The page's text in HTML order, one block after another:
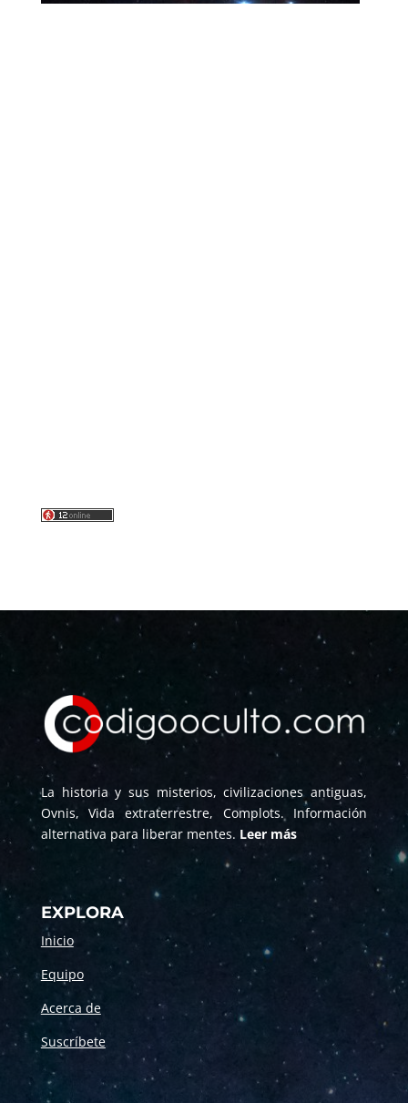
La historia y sus misterios, civilizaciones antiguas,
Ovnis, Vida extraterrestre, Complots. Información
alternativa para liberar mentes. Leer más
EXPLORA
Inicio
Equipo
Acerca de
Suscríbete